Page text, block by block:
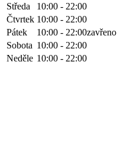
Středa
10:00 - 22:00
Čtvrtek 10:00 - 22:00
Pátek
10:00 - 22:00zavřeno
Sobota 10:00 - 22:00
Neděle 10:00 - 22:00